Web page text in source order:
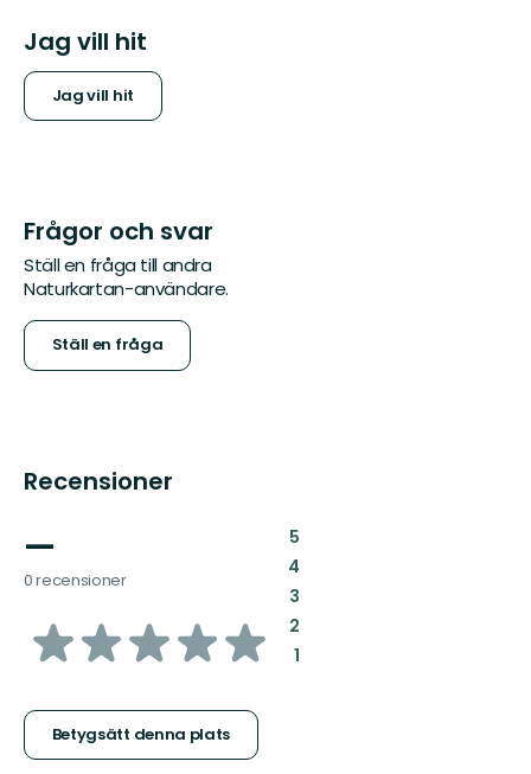
Jag vill hit
Jag vill hit
Frågor och svar
Ställ en fråga till andra
Naturkartan-användare.
Ställ en fråga
Recensioner
—
0 recensioner
av
stjärnor
Betygsätt denna plats
5:
4:
3:
2:
1: